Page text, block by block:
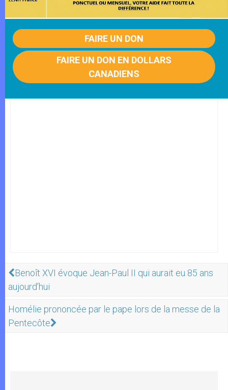
FAIRE UN DON
FAIRE UN DON EN DOLLARS
CANADIENS
Benoît XVI évoque Jean-Paul II qui aurait eu 85 ans
aujourd’hui
Homélie prononcée par le pape lors de la messe de la
Pentecôte